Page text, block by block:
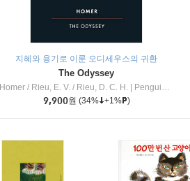
지혜와 용기로 이룬 오디세우스의 귀환
The Odyssey
Homer / Rieu, E. V. / Rieu, D. C. H.
Penguin Group
9,900원 (34% +1% )